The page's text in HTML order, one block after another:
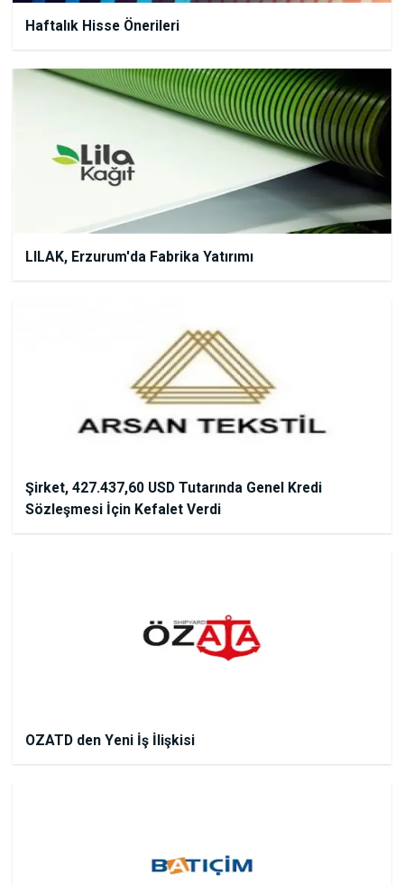
Haftalık Hisse Önerileri
LILAK, Erzurum'da Fabrika Yatırımı
Şirket, 427.437,60 USD Tutarında Genel Kredi
Sözleşmesi İçin Kefalet Verdi
OZATD den Yeni İş İlişkisi